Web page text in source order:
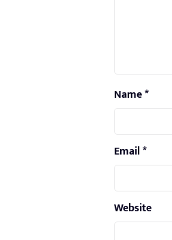
Name*
Email*
Website